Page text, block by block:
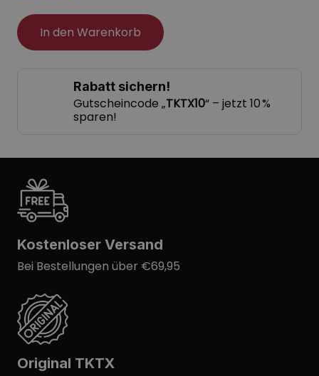
In den Warenkorb
Rabatt sichern!
Gutscheincode „TKTX10“ – jetzt 10 %
sparen!
Kostenloser Versand
Bei Bestellungen über €69,95
Original TKTX